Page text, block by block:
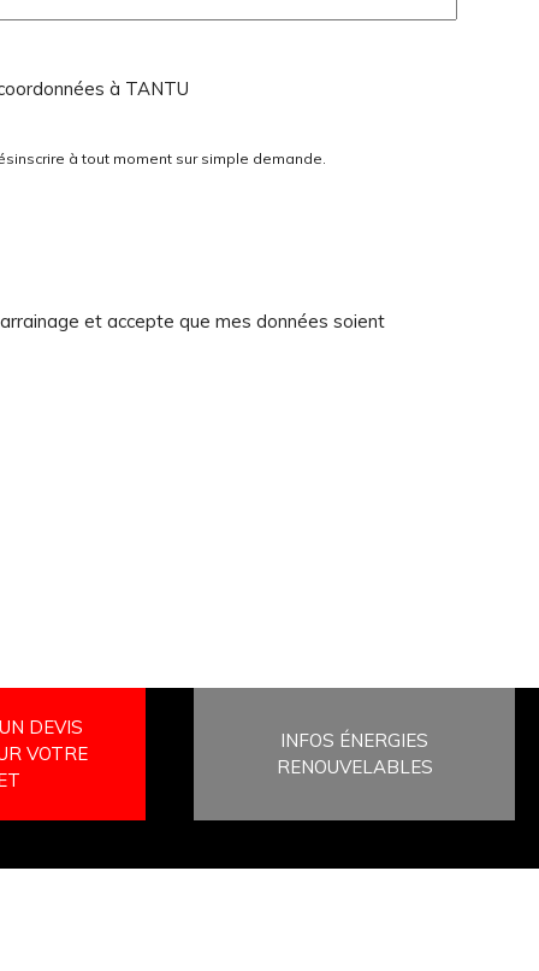
à TANTU
à tout moment sur simple demande.
et accepte que mes données soient
DEVIS
VOTRE
INFOS ÉNERGIES
RENOUVELABLES